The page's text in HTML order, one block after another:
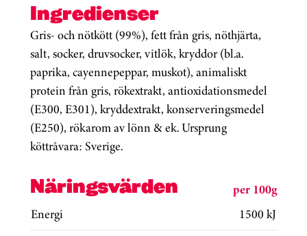
Ingredienser
Gris- och nötkött (99%), fett från gris, nöthjärta,
salt, socker, druvsocker, vitlök, kryddor (bl.a.
paprika, cayennepeppar, muskot), animaliskt
protein från gris, rökextrakt, antioxidationsmedel
(E300, E301), kryddextrakt, konserveringsmedel
(E250), rökarom av lönn & ek. Ursprung
köttråvara: Sverige.
Näringsvärden
per 100g
Energi
1500 kJ